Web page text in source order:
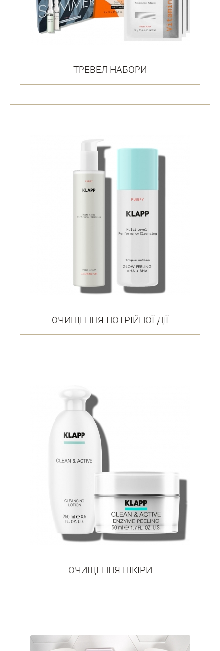
ТРЕВЕЛ НАБОРИ
ОЧИЩЕННЯ ПОТРІЙНОЇ ДІЇ
ОЧИЩЕННЯ ШКІРИ